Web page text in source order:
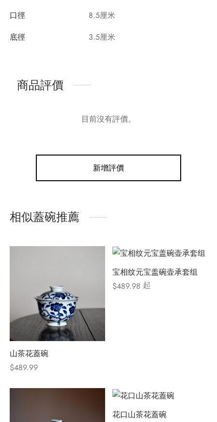
口徑
8.5厘米
底徑
3.5厘米
商品評價
目前沒有評價。
新增評價
相似蓋碗推薦
山茶花蓋碗
$489.99
宝相纹元宝盖碗壶承套组
$489.98 起
花口山茶花蓋碗